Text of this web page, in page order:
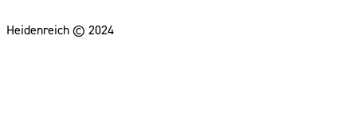
Heidenreich © 2024